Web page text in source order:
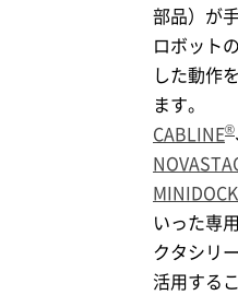
部品）が
ロボット
した動作
ます。
CABLINE®
いった専
クタシリ
活用する